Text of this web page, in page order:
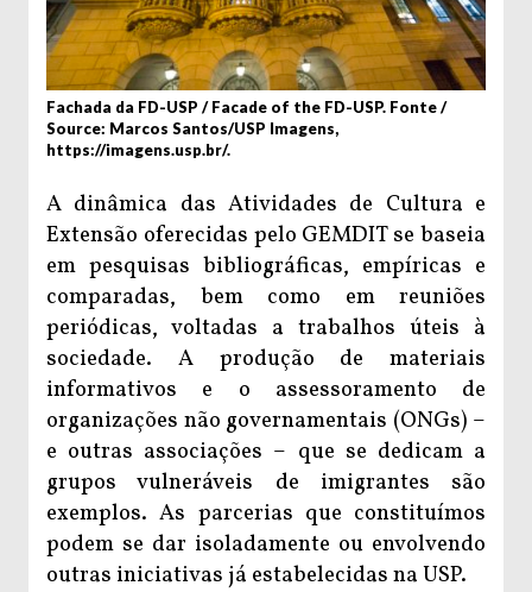
Fachada da FD-USP / Facade of the FD-USP. Fonte /
Source: Marcos Santos/USP Imagens,
https://imagens.usp.br/.
A dinâmica das Atividades de Cultura e
Extensão oferecidas pelo GEMDIT se baseia
em pesquisas bibliográficas, empíricas e
comparadas, bem como em reuniões
periódicas, voltadas a trabalhos úteis à
sociedade. A produção de materiais
informativos e o assessoramento de
organizações não governamentais (ONGs) –
e outras associações – que se dedicam a
grupos vulneráveis de imigrantes são
exemplos. As parcerias que constituímos
podem se dar isoladamente ou envolvendo
outras iniciativas já estabelecidas na USP.